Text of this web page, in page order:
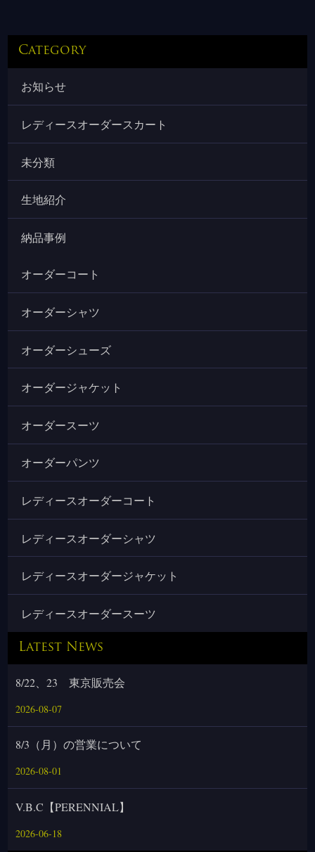
Category
お知らせ
レディースオーダースカート
未分類
生地紹介
納品事例
オーダーコート
オーダーシャツ
オーダーシューズ
オーダージャケット
オーダースーツ
オーダーパンツ
レディースオーダーコート
レディースオーダーシャツ
レディースオーダージャケット
レディースオーダースーツ
Latest News
8/22、23 東京販売会
2026-08-07
8/3（月）の営業について
2026-08-01
V.B.C【PERENNIAL】
2026-06-18